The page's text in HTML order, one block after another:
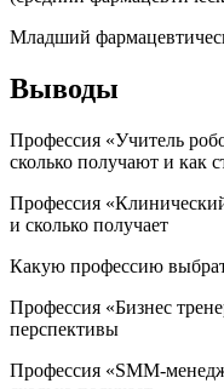
Младший
Выводы
Профессия «Учитель
сколько получают и как
Профессия
и сколько получает
Какую профессию
Профессия «Бизнес
перспективы
Профессия «SMM-